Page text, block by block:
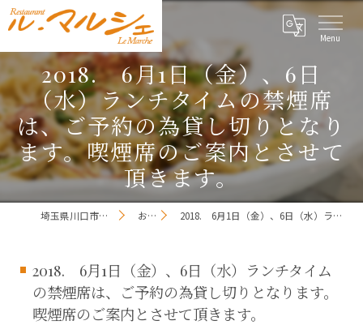
2018. 6月1日（金）、6日
（水）ランチタイムの禁煙席
は、ご予約の為貸し切りとなり
ます。喫煙席のご案内とさせて
頂きます。
埼玉県川口市のレストランならレストラン ル・マルシェ お知らせ一覧 2018. 6月1日（金）、6日（水）ランチタイムの禁煙席は、ご予約の為貸し切りとなります。喫煙席のご案内とさせて頂きます。
2018. 6月1日（金）、6日（水）ランチタイム
の禁煙席は、ご予約の為貸し切りとなります。
喫煙席のご案内とさせて頂きます。